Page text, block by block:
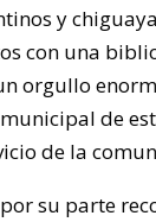
y
con una
orgullo
de
de la
su parte